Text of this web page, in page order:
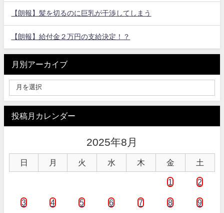
【朗報】髪を切るのに巨乳が干渉してしまう
【朗報】給付金２万円の支給決定！？
月別アーカイブ
投稿月カレンダー
2025年8月
日 月 火 水 木 金 土
1 2
3 4 5 6 7 8 9